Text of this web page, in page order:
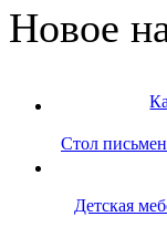
Новое
Стол
Детская